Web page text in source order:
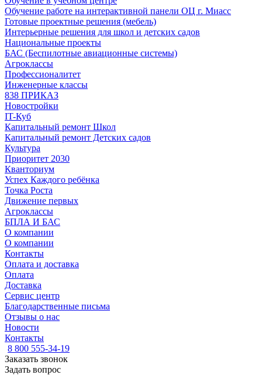
Обучение работе на интерактивной панели ОЦ г. Миасс
Готовые проектные решения (мебель)
Интерьерные решения для школ и детских садов
Национальные проекты
БАС (Беспилотные авиационные системы)
Агроклассы
Профессионалитет
Инженерные классы
838 ПРИКАЗ
Новостройки
IT-Куб
Капитальный ремонт Школ
Капитальный ремонт Детских садов
Культура
Приоритет 2030
Кванториум
Успех Каждого ребёнка
Точка Роста
Движение первых
Агроклассы
БПЛА И БАС
О компании
О компании
Контакты
Оплата и доставка
Оплата
Доставка
Сервис центр
Благодарственные письма
Отзывы о нас
Новости
Контакты
8 800 555-34-19
Заказать звонок
Задать вопрос